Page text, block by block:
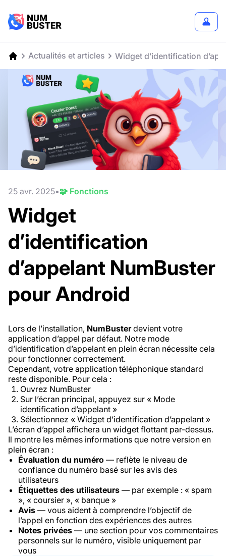
Actualités et articles Widget d’identification
25 avr. 2025 🧩 Fonctions
Widget
d’identification
d’appelant NumBuster
pour Android
Lors de l’installation, NumBusterdevient votre
application d’appel par défaut. Notre mode
d’identification d’appelant en plein écran nécessite cela
pour fonctionner correctement.
Cependant, votre application téléphonique standard
reste disponible. Pour cela :
Ouvrez NumBuster
Sur l’écran principal, appuyez sur « Mode
identification d’appelant »
Sélectionnez « Widget d’identification d’appelant »
L’écran d’appel affichera un widget flottant par-dessus.
Il montre les mêmes informations que notre version en
plein écran :
Évaluation du numéro — reflète le niveau de
confiance du numéro basé sur les avis des
utilisateurs
Étiquettes des utilisateurs — par exemple : « spam
», « coursier », « banque »
Avis — vous aident à comprendre l’objectif de
l’appel en fonction des expériences des autres
Notes privées — une section pour vos commentaires
personnels sur le numéro, visible uniquement par
vous